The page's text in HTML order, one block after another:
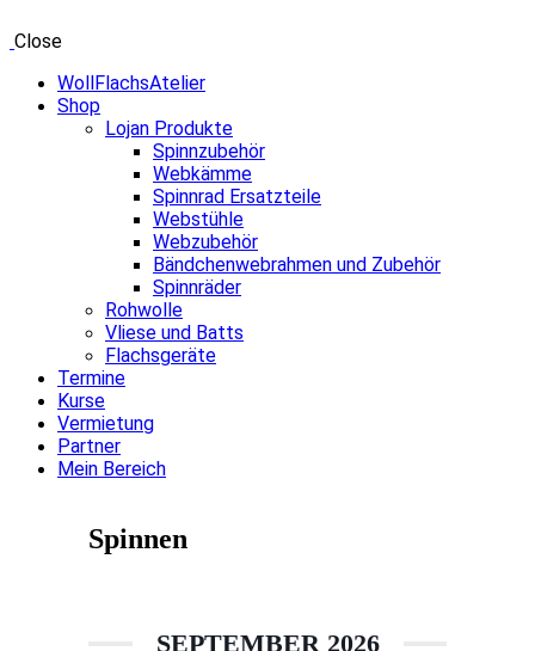
Close
WollFlachsAtelier
Shop
Lojan Produkte
Spinnzubehör
Webkämme
Spinnrad Ersatzteile
Webstühle
Webzubehör
Bändchenwebrahmen und Zubehör
Spinnräder
Rohwolle
Vliese und Batts
Flachsgeräte
Termine
Kurse
Vermietung
Partner
Mein Bereich
Spinnen
SEPTEMBER 2026